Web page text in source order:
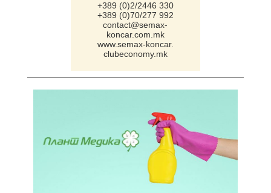
+389 (0)2/2446 330
+389 (0)70/277 992
contact@semax-
koncar.com.mk
www.semax-koncar.
clubeconomy.mk